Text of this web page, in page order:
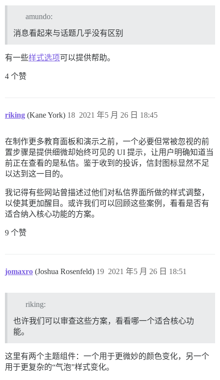
amundo:
消息看起来与话题几乎没有区别
有一些样式选项可以提供帮助。
4 个赞
riking (Kane York) 2021 年5 月 26 日 18:45
18
在制作更多教育面板和演示之前，一个必要但常被忽视的前
置步骤是提供细微却始终可见的 UI 提示，让用户明确知道当
前正在查看的是私信。鉴于收到的投诉，信封图标显然不足
以达到这一目的。
我记得有些网站曾描述过他们对私信界面所做的样式调整，
以使其更加醒目。或许我们可以回顾这些案例，看看是否有
适合纳入核心功能的方案。
9 个赞
jomaxro (Joshua Rosenfeld) 2021 年5 月 26 日 18:51
19
riking:
也许我们可以审查这些方案，看看哪一个适合核心功
能。
这里有两个主题组件：一个用于更微妙的颜色变化，另一个
用于更复杂的“气泡”样式变化。